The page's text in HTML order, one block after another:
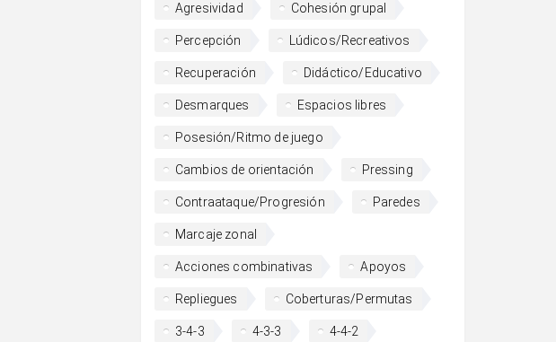
Agresividad Cohesión grupal
Percepción Lúdicos/Recreativos
Recuperación Didáctico/Educativo
Desmarques Espacios libres
Posesión/Ritmo de juego
Cambios de orientación Pressing
Contraataque/Progresión Paredes
Marcaje zonal
Acciones combinativas Apoyos
Repliegues Coberturas/Permutas
3-4-3 4-3-3 4-4-2